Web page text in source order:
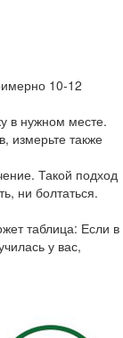
10-12
в нужном месте.
измерьте также
Такой подход
ни болтаться.
таблица: Если в
у вас,